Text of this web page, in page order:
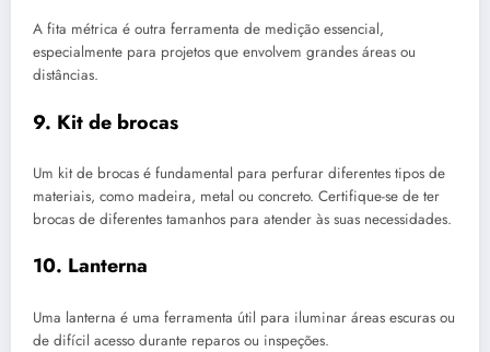
A fita métrica é outra ferramenta de medição essencial,
especialmente para projetos que envolvem grandes áreas ou
distâncias.
9. Kit de brocas
Um kit de brocas é fundamental para perfurar diferentes tipos de
materiais, como madeira, metal ou concreto. Certifique-se de ter
brocas de diferentes tamanhos para atender às suas necessidades.
10. Lanterna
Uma lanterna é uma ferramenta útil para iluminar áreas escuras ou
de difícil acesso durante reparos ou inspeções.